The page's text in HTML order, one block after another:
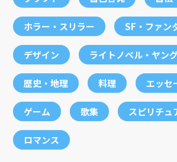
ホラー・スリラー SF・ファン
デザイン ライトノベル・ヤン
歴史・地理 料理 エッセ
ゲーム 歌集 スピリチュ
ロマンス